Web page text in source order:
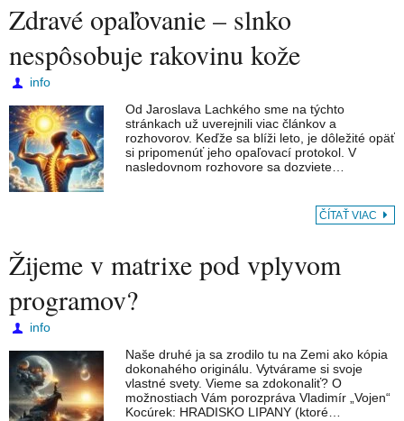
Zdravé opaľovanie – slnko
nespôsobuje rakovinu kože
info
Od Jaroslava Lachkého sme na týchto
stránkach už uverejnili viac článkov a
rozhovorov. Keďže sa blíži leto, je dôležité opäť
si pripomenúť jeho opaľovací protokol. V
nasledovnom rozhovore sa dozviete…
ČÍTAŤ VIAC
Žijeme v matrixe pod vplyvom
programov?
info
Naše druhé ja sa zrodilo tu na Zemi ako kópia
dokonahého originálu. Vytvárame si svoje
vlastné svety. Vieme sa zdokonaliť? O
možnostiach Vám porozpráva Vladimír „Vojen“
Kocúrek: HRADISKO LIPANY (ktoré…